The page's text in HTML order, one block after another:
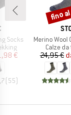
Socks
ridotto
€
(55)
Articolo
Merino Wool
Gruppo
Calze
24,95 €
Sconto
fino